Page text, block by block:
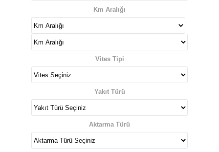
Km Aralığı
Vites Tipi
Yakıt Türü
Aktarma Türü